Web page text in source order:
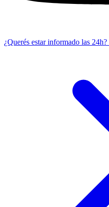
¿Querés estar informado las 24h?